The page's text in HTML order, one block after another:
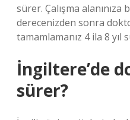
sürer. Çalışma alanınıza
derecenizden sonra
tamamlamanız 4 ila 8 yıl
İngiltere’de
sürer?